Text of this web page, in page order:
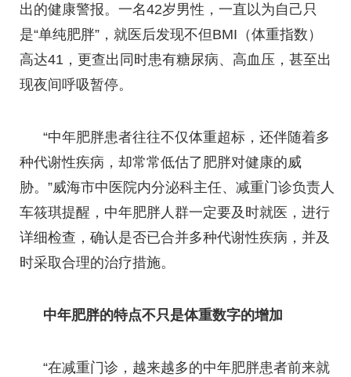
出的健康警报。一名42岁男性，一直以为自己只
是“单纯肥胖”，就医后发现不但BMI（体重指数）
高达41，更查出同时患有糖尿病、高血压，甚至出
现夜间呼吸暂停。
“中年肥胖患者往往不仅体重超标，还伴随着多
种代谢性疾病，却常常低估了肥胖对健康的威
胁。”威海市中医院内分泌科主任、减重门诊负责人
车筱琪提醒，中年肥胖人群一定要及时就医，进行
详细检查，确认是否已合并多种代谢性疾病，并及
时采取合理的治疗措施。
中年肥胖的特点不只是体重数字的增加
“在减重门诊，越来越多的中年肥胖患者前来就